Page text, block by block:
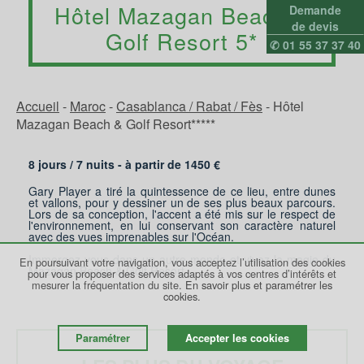
Demande
de devis
✆ 01 55 37 37 40
Hôtel Mazagan Beach &
Golf Resort 5*
Accueil - Maroc-Casablanca / Rabat / Fès- Hôtel
Mazagan Beach & Golf Resort*****
8 jours / 7 nuits - à partir de 1450 €
Gary Player a tiré la quintessence de ce lieu, entre dunes
et vallons, pour y dessiner un de ses plus beaux parcours.
Lors de sa conception, l'accent a été mis sur le respect de
l'environnement, en lui conservant son caractère naturel
avec des vues imprenables sur l'Océan.
Immergez-vous dans un autre monde et vivez la magie du
Mazagan Beach & Golf Resort.
En poursuivant votre navigation, vous acceptez l’utilisation des cookies
pour vous proposer des services adaptés à vos centres d’intérêts et
mesurer la fréquentation du site. En savoir plus et paramétrer les
cookies.
Paramétrer Accepter les cookies